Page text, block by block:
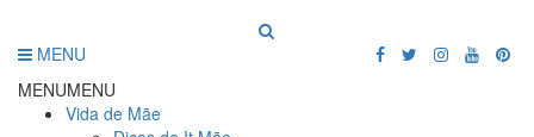
MENU
MENUMENU
Vida de Mãe